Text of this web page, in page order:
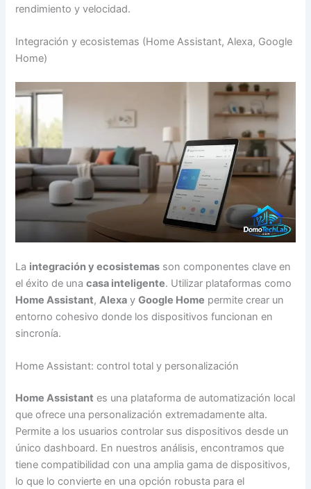
rendimiento y velocidad.
Integración y ecosistemas (Home Assistant, Alexa, Google
Home)
La integración y ecosistemas son componentes clave en
el éxito de unacasa inteligente. Utilizar plataformas como
Home Assistant,Alexa yGoogle Home permite crear un
entorno cohesivo donde los dispositivos funcionan en
sincronía.
Home Assistant: control total y personalización
Home Assistant es una plataforma de automatización local
que ofrece una personalización extremadamente alta.
Permite a los usuarios controlar sus dispositivos desde un
único dashboard. En nuestros análisis, encontramos que
tiene compatibilidad con una amplia gama de dispositivos,
lo que lo convierte en una opción robusta para el